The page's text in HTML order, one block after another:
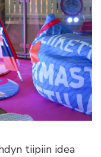
tiipiin idea